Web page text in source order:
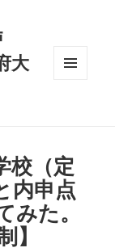
大
校（定
内申点
みた。
】